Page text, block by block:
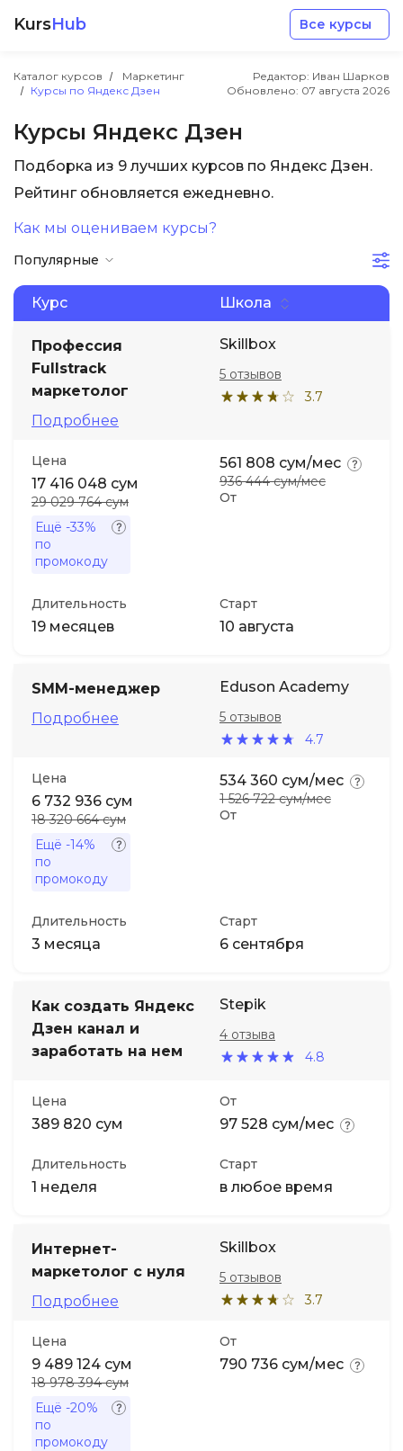
KursHub Все курсы
Каталог курсов
Маркетинг
Курсы по Яндекс Дзен
Редактор: Иван Шарков
Обновлено: 07 августа 2026
Курсы Яндекс Дзен
Подборка из 9 лучших курсов по Яндекс Дзен.
Рейтинг обновляется ежедневно.
Как мы оцениваем курсы?
Популярные
Курс Школа
Профессия
Fullstrack
маркетолог
Подробнее
Skillbox
3.7
5 отзывов
Цена
17 416 048 сум
29 029 764 сум
Ещё -33%
по
промокоду
От
561 808 сум/мес
936 444 сум/мес
Длительность
19 месяцев
Старт
10 августа
SMM-менеджер
Подробнее
Eduson Academy
4.7
5 отзывов
Цена
6 732 936 сум
18 320 664 сум
Ещё -14%
по
промокоду
От
534 360 сум/мес
1 526 722 сум/мес
Длительность
3 месяца
Старт
6 сентября
Как создать Яндекс
Дзен канал и
заработать на нем
Stepik
4.8
4 отзыва
Цена
389 820 сум
От
97 528 сум/мес
Длительность
1 неделя
Старт
в любое время
Интернет-
маркетолог с нуля
Подробнее
Skillbox
3.7
5 отзывов
Цена
9 489 124 сум
18 978 394 сум
Ещё -20%
по
промокоду
От
790 736 сум/мес
Разработка
Дизайн
Аналитика
Менеджмент
Soft Skills
ДПО
Детям